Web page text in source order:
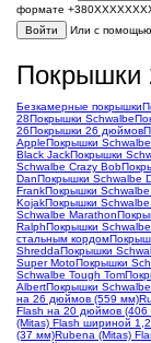
формате
Войти
Или с
Покрышки
Безкамерные покрышки
28Покрышки Schwalbe
26Покрышки 26 дюймов
AppleПокрышки
Black JackПокрышки
Schwalbe Crazy Bob
DanПокрышки Schwalbe
FrankПокрышки Schwalbe
KojakПокрышки
Schwalbe Marathon
RalphПокрышки
стальным кордом
ShreddaПокрышки
Super MotoПокрышки
Schwalbe Tough Tom
AlbertПокрышки
на 26 дюймов (559 мм)
Flash на 20 дюймов (406
(Mitas) Flash шириной
(37 мм)Rubena (Mitas)